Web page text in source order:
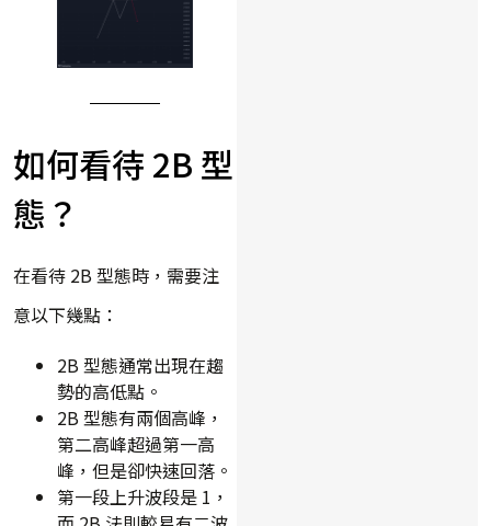
如何看待 2B 型
態？
在看待 2B 型態時，需要注
意以下幾點：
2B 型態通常出現在趨
勢的高低點。
2B 型態有兩個高峰，
第二高峰超過第一高
峰，但是卻快速回落。
第一段上升波段是 1，